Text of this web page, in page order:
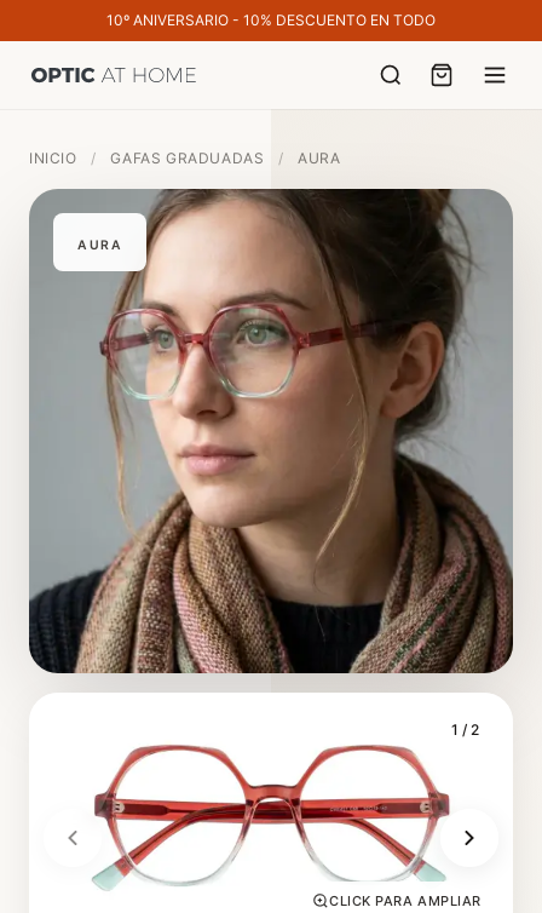
10º ANIVERSARIO - 10% DESCUENTO EN TODO
INICIO / GAFAS GRADUADAS / AURA
AURA
CLICK PARA AMPLIAR
1 / 2